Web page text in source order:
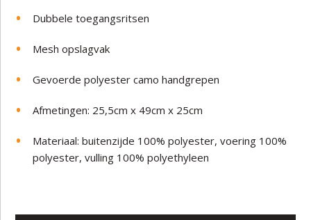
Dubbele toegangsritsen
Mesh opslagvak
Gevoerde polyester camo handgrepen
Afmetingen: 25,5cm x 49cm x 25cm
Materiaal: buitenzijde 100% polyester, voering 100%
polyester, vulling 100% polyethyleen